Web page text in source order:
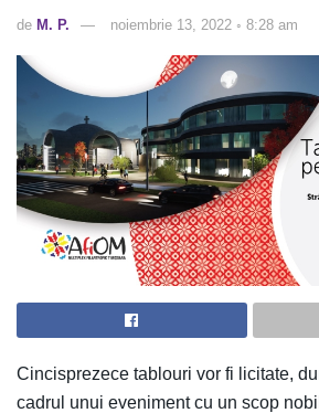
de M. P. noiembrie 13, 2022 ◦ 8:28 am
Cincisprezece tablouri vor fi licitate,
cadrul unui eveniment cu un scop